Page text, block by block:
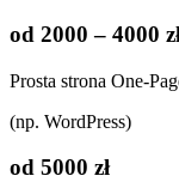
od 2000 – 4000
Prosta strona One-
(np. WordPress)
od 5000 zł